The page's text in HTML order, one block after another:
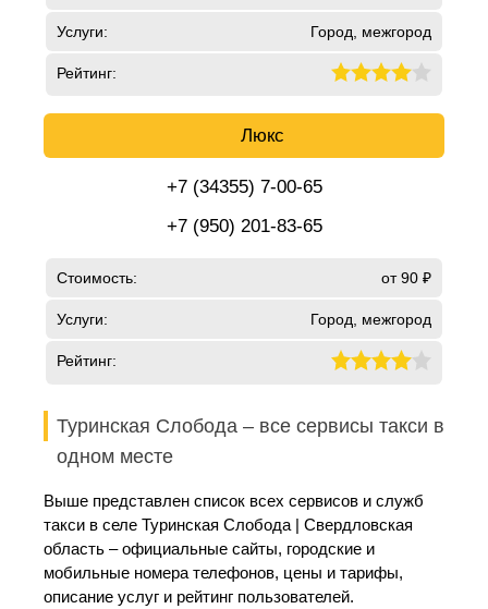
Услуги: Город, межгород
Рейтинг:
Люкс
+7 (34355) 7-00-65
+7 (950) 201-83-65
Стоимость: от 90 ₽
Услуги: Город, межгород
Рейтинг:
Туринская Слобода – все сервисы такси в
одном месте
Выше представлен список всех сервисов и служб
такси в селе Туринская Слобода | Свердловская
область – официальные сайты, городские и
мобильные номера телефонов, цены и тарифы,
описание услуг и рейтинг пользователей.